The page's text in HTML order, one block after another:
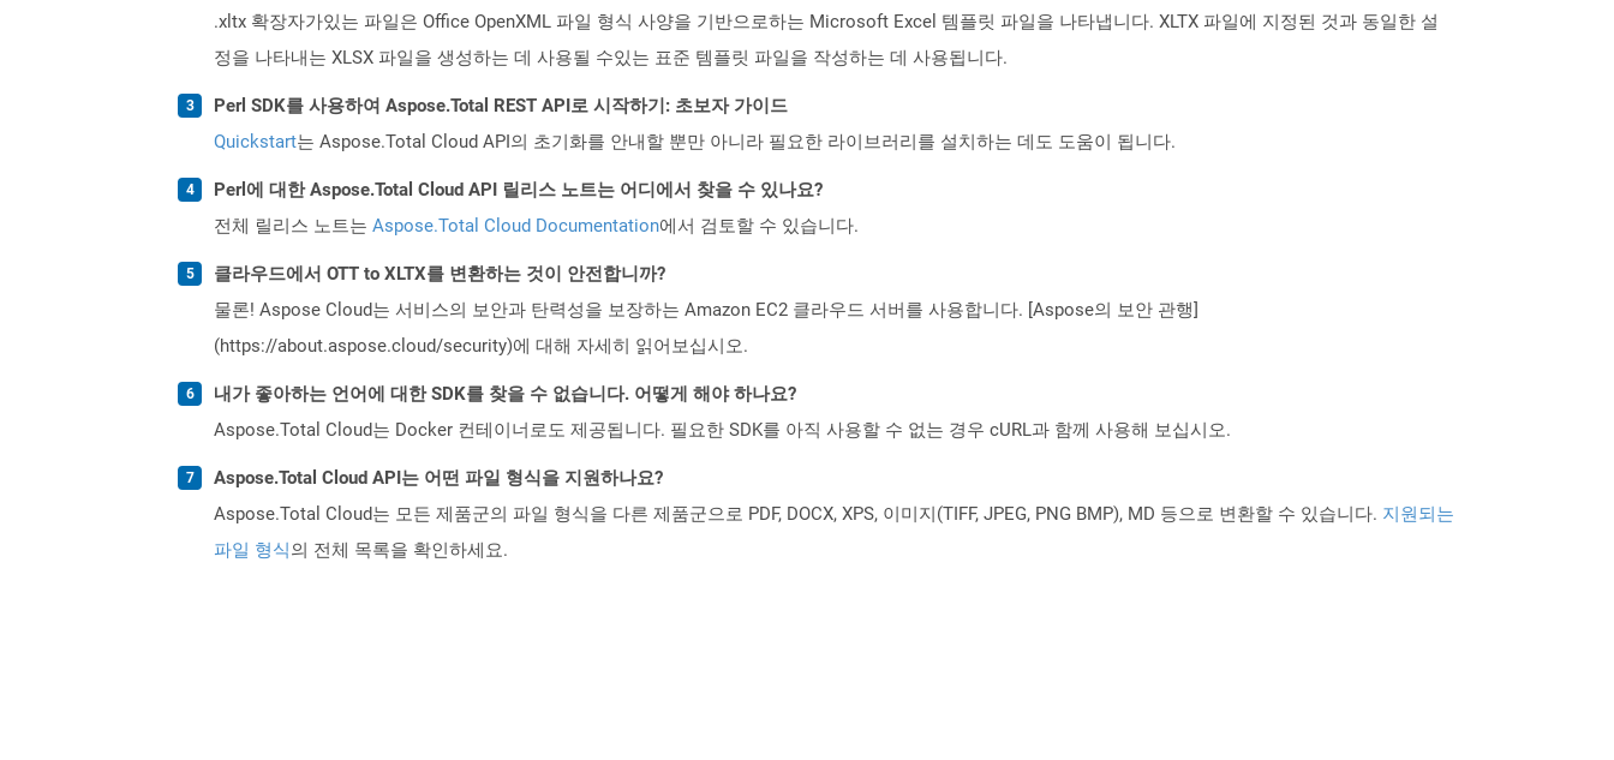
.xltx 확장자가있는 파일은 Office OpenXML 파일 형식 사양을 기반으로하는 Microsoft Excel 템플릿 파일을 나타냅니다. XLTX 파일에 지정된 것과 동일한 설
정을 나타내는 XLSX 파일을 생성하는 데 사용될 수있는 표준 템플릿 파일을 작성하는 데 사용됩니다.
Perl SDK를 사용하여 Aspose.Total REST API로 시작하기: 초보자 가이드
Quickstart는 Aspose.Total Cloud API의 초기화를 안내할 뿐만 아니라 필요한 라이브러리를 설치하는 데도 도움이 됩니다.
Perl에 대한 Aspose.Total Cloud API 릴리스 노트는 어디에서 찾을 수 있나요?
전체 릴리스 노트는 Aspose.Total Cloud Documentation에서 검토할 수 있습니다.
클라우드에서 OTT to XLTX를 변환하는 것이 안전합니까?
물론! Aspose Cloud는 서비스의 보안과 탄력성을 보장하는 Amazon EC2 클라우드 서버를 사용합니다. [Aspose의 보안 관행]
(https://about.aspose.cloud/security)에 대해 자세히 읽어보십시오.
내가 좋아하는 언어에 대한 SDK를 찾을 수 없습니다. 어떻게 해야 하나요?
Aspose.Total Cloud는 Docker 컨테이너로도 제공됩니다. 필요한 SDK를 아직 사용할 수 없는 경우 cURL과 함께 사용해 보십시오.
Aspose.Total Cloud API는 어떤 파일 형식을 지원하나요?
Aspose.Total Cloud는 모든 제품군의 파일 형식을 다른 제품군으로 PDF, DOCX, XPS, 이미지(TIFF, JPEG, PNG BMP), MD 등으로 변환할 수 있습니다. 지원되는
파일 형식의 전체 목록을 확인하세요.